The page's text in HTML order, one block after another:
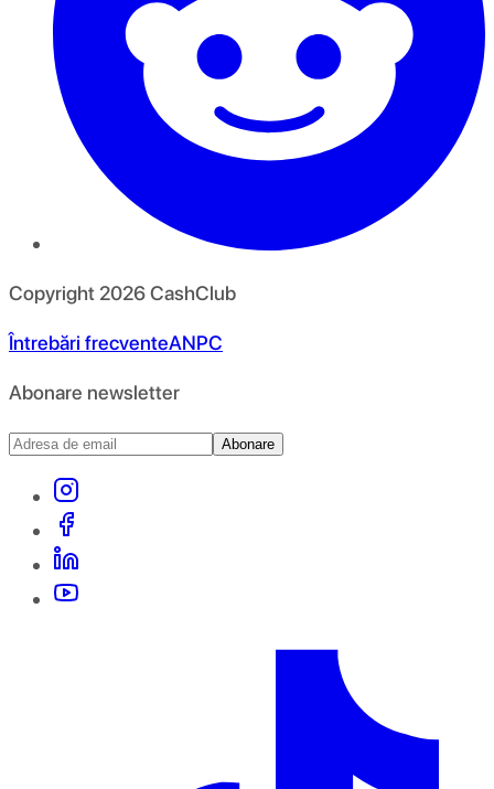
Copyright 2026CashClub
Întrebări frecventeANPC
Abonare newsletter
Abonare